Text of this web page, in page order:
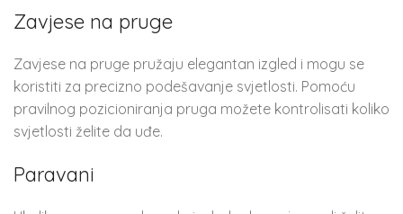
Zavjese na pruge
Zavjese na pruge pružaju elegantan izgled i mogu se
koristiti za precizno podešavanje svjetlosti. Pomoću
pravilnog pozicioniranja pruga možete kontrolisati koliko
svjetlosti želite da uđe.
Paravani